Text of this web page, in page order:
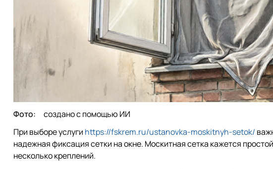
Фото:
создано с помощью ИИ
При выборе услуги https://fskrem.ru/ustanovka-moskitnyh-setok/
надежная фиксация сетки на окне. Москитная сетка кажется
несколько креплений.